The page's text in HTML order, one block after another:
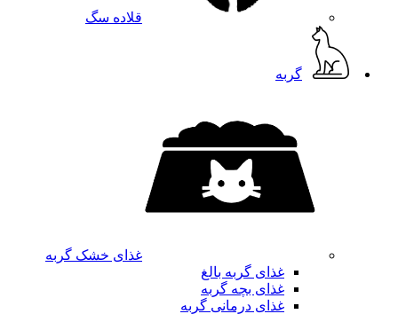
قلاده سگ
گربه
غذای خشک گربه
غذای گربه بالغ
غذای بچه گربه
غذای درمانی گربه